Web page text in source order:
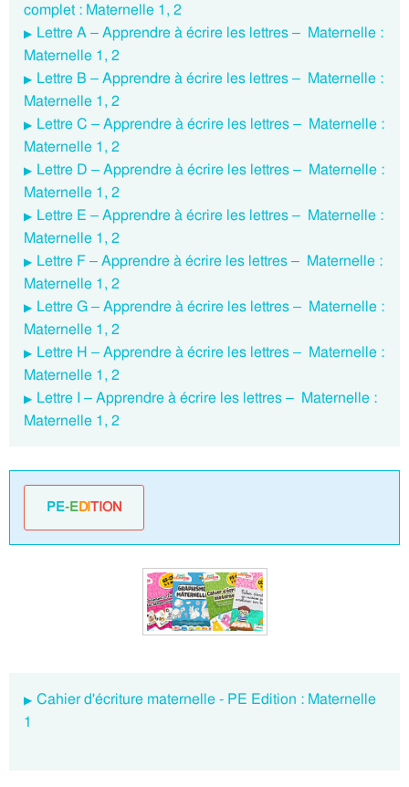
complet : Maternelle 1, 2
Lettre A – Apprendre à écrire les lettres – Maternelle :
Maternelle 1, 2
Lettre B – Apprendre à écrire les lettres – Maternelle :
Maternelle 1, 2
Lettre C – Apprendre à écrire les lettres – Maternelle :
Maternelle 1, 2
Lettre D – Apprendre à écrire les lettres – Maternelle :
Maternelle 1, 2
Lettre E – Apprendre à écrire les lettres – Maternelle :
Maternelle 1, 2
Lettre F – Apprendre à écrire les lettres – Maternelle :
Maternelle 1, 2
Lettre G – Apprendre à écrire les lettres – Maternelle :
Maternelle 1, 2
Lettre H – Apprendre à écrire les lettres – Maternelle :
Maternelle 1, 2
Lettre I – Apprendre à écrire les lettres – Maternelle :
Maternelle 1, 2
PE-EDITION
Cahier d'écriture maternelle - PE Edition : Maternelle
1